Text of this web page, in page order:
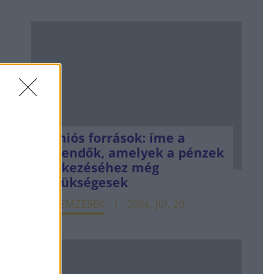
Uniós források: íme a
teendők, amelyek a pénzek
érkezéséhez még
szükségesek
ELEMZÉSEK 2026. júl. 20.